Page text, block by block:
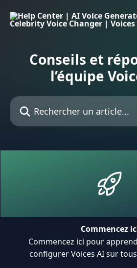
Conseils et
l’équipe
Rechercher un article...
Commencez
Commencez ici pour
configurer Voices AI sur